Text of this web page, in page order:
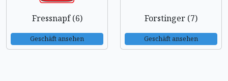
Fressnapf (6)
Geschäft ansehen
Forstinger (7)
Geschäft ansehen